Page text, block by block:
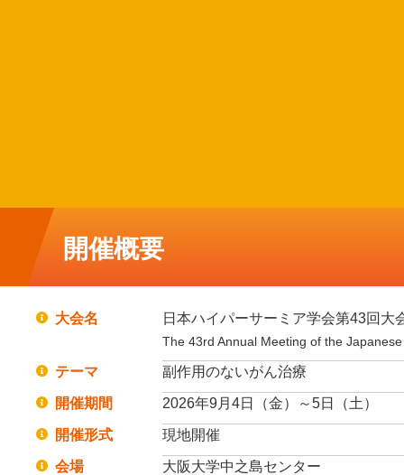
開催概要
大会名 日本ハイパーサーミア学会第43回大
The 43rd Annual Meeting of the
テーマ 副作用のないがん治療
開催期間 2026年9月4日（金）～5日（土）
開催形式 現地開催
会場 大阪大学中之島センター